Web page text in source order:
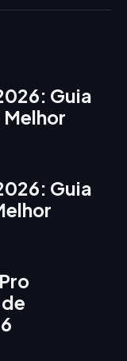
Guia
Guia